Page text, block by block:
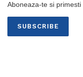
Aboneaza-te si
SUBSCRIBE